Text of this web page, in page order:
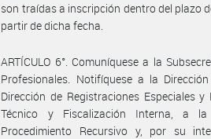
son traídas a inscripción dentro del plazo
partir de dicha fecha.
ARTÍCULO 6°. Comuníquese a la
Profesionales. Notifíquese a la
Dirección de Registraciones Especiales
Técnico y Fiscalización Interna, a
Procedimiento Recursivo y, por su